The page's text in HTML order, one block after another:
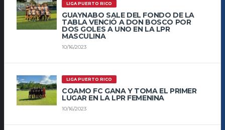
LIGA PUERTO RICO
GUAYNABO SALE DEL FONDO DE LA
TABLA VENCIÓ A DON BOSCO POR
DOS GOLES A UNO EN LA LPR
MASCULINA
10/16/2023
LIGA PUERTO RICO
COAMO FC GANA Y TOMA EL PRIMER
LUGAR EN LA LPR FEMENINA
10/16/2023